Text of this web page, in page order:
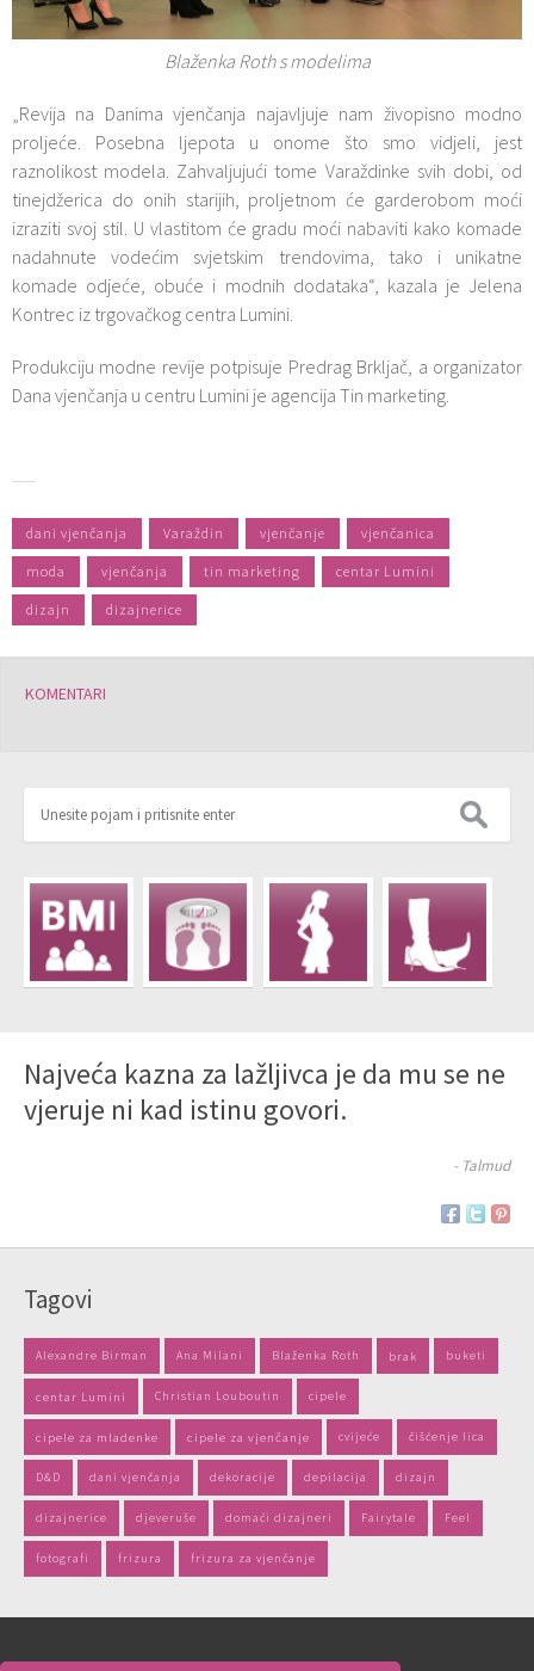
Blaženka Roth s modelima
„Revija na Danima vjenčanja najavljuje nam živopisno modno
proljeće. Posebna ljepota u onome što smo vidjeli, jest
raznolikost modela. Zahvaljujući tome Varaždinke svih dobi, od
tinejdžerica do onih starijih, proljetnom će garderobom moći
izraziti svoj stil. U vlastitom će gradu moći nabaviti kako komade
nadahnute vodećim svjetskim trendovima, tako i unikatne
komade odjeće, obuće i modnih dodataka“, kazala je Jelena
Kontrec iz trgovačkog centra Lumini.
Produkciju modne revije potpisuje Predrag Brkljač, a organizator
Dana vjenčanja u centru Lumini je agencija Tin marketing.
dani vjenčanja Varaždin vjenčanje vjenčanica
moda vjenčanja tin marketing centar Lumini
dizajn dizajnerice
KOMENTARI
Najveća kazna za lažljivca je da mu se ne
vjeruje ni kad istinu govori.
- Talmud
Tagovi
Alexandre Birman Ana Milani Blaženka Roth brak buketi
centar Lumini Christian Louboutin cipele
cipele za mladenke cipele za vjenčanje cvijeće čišćenje lica
D&D dani vjenčanja dekoracije depilacija dizajn
dizajnerice djeveruše domaći dizajneri Fairytale Feel
fotografi frizura frizura za vjenčanje